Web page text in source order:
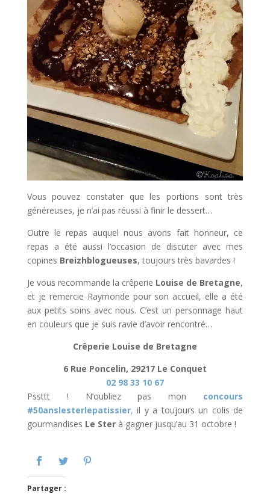
Vous pouvez constater que les portions sont très
généreuses, je n’ai pas réussi à finir le dessert…
Outre le repas auquel nous avons fait honneur, ce
repas a été aussi l’occasion de discuter avec mes
copines Breizhblogueuses, toujours très bavardes !
Je vous recommande la crêperie Louise de Bretagne,
et je remercie Raymonde pour son accueil, elle a été
aux petits soins avec nous. C’est un personnage haut
en couleurs que je suis ravie d’avoir rencontré…
Crêperie Louise de Bretagne
6 Rue Poncelin, 29217 Le Conquet
02 98 33 10 67
Pssttt ! N’oubliez pas mon concours
#50anslesterlepatissier, il y a toujours un colis de
gourmandises Le Sterà gagner jusqu’au 31 octobre !
Partager :